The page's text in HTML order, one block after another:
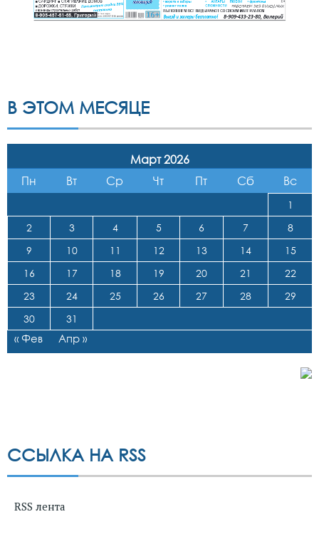
В ЭТОМ МЕСЯЦЕ
Март 2026
Пн
Вт Ср Чт Пт Сб Вс
1
2
3 4 5 6 7
8
9
10 11 12 13 14
15
16
17 18 19 20 21
22
23
24 25 26 27 28
29
30
31
« Фев Апр »
ССЫЛКА НА RSS
RSS лента